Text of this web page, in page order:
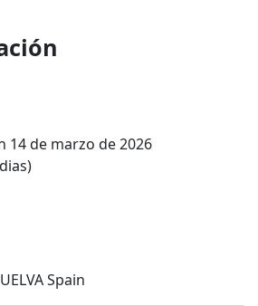
14 de marzo de 2026
Spain